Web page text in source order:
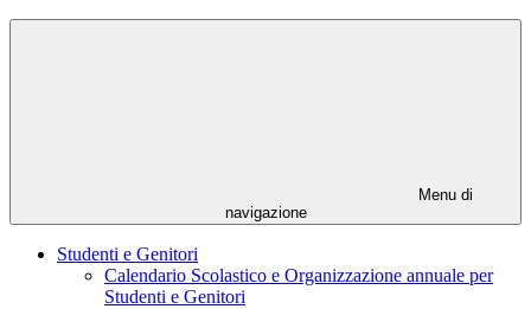
Menu di
navigazione
Studenti e Genitori
Calendario Scolastico e Organizzazione annuale per
Studenti e Genitori